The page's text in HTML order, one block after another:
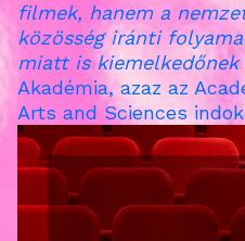
filmek, hanem a
közösség iránti
miatt is
Akadémia, azaz az
Arts and Sciences